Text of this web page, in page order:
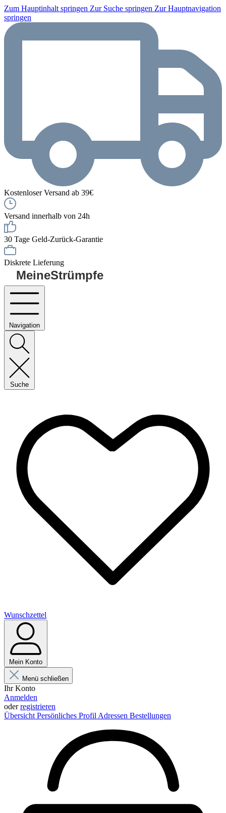
Zum Hauptinhalt springen Zur Suche springen Zur Hauptnavigation
springen
Kostenloser Versand ab 39€
Versand innerhalb von 24h
30 Tage Geld-Zurück-Garantie
Diskrete Lieferung
MeineStrümpfe
Navigation
Suche
Wunschzettel
Mein Konto
Menü schließen
Ihr Konto
Anmelden
oderregistrieren
Übersicht Persönliches Profil Adressen Bestellungen